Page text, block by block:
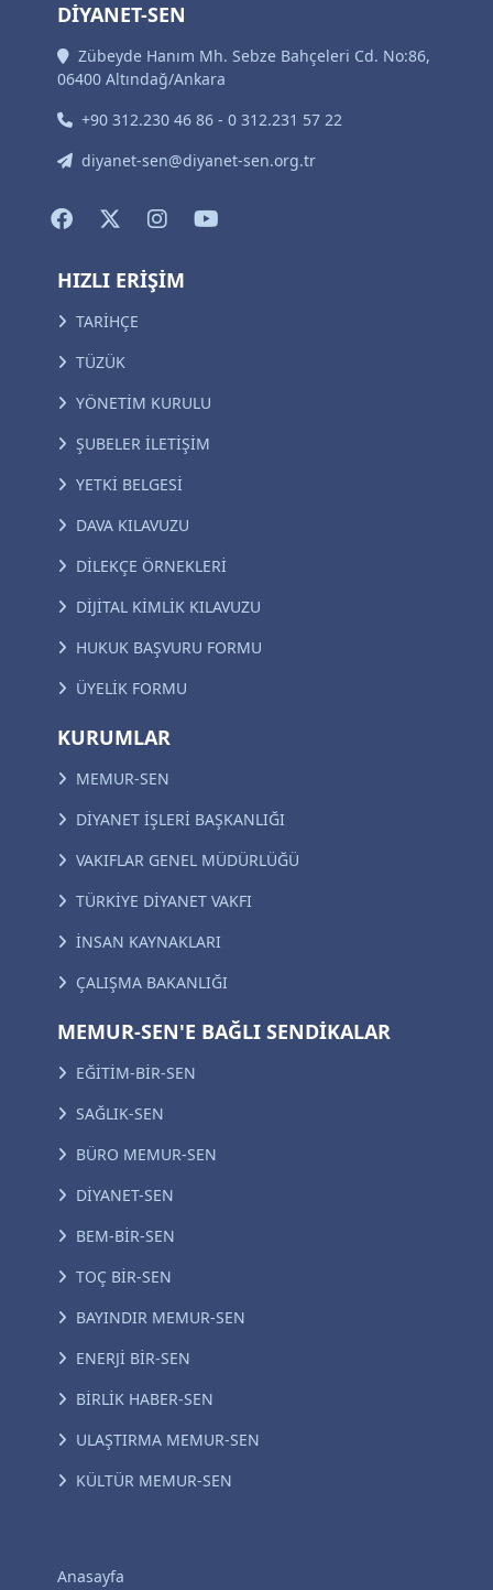
DİYANET-SEN
Zübeyde Hanım Mh. Sebze Bahçeleri Cd. No:86,
06400 Altındağ/Ankara
+90 312.230 46 86 - 0 312.231 57 22
diyanet-sen@diyanet-sen.org.tr
HIZLI ERİŞİM
TARİHÇE
TÜZÜK
YÖNETİM KURULU
ŞUBELER İLETİŞİM
YETKİ BELGESİ
DAVA KILAVUZU
DİLEKÇE ÖRNEKLERİ
DİJİTAL KİMLİK KILAVUZU
HUKUK BAŞVURU FORMU
ÜYELİK FORMU
KURUMLAR
MEMUR-SEN
DİYANET İŞLERİ BAŞKANLIĞI
VAKIFLAR GENEL MÜDÜRLÜĞÜ
TÜRKİYE DİYANET VAKFI
İNSAN KAYNAKLARI
ÇALIŞMA BAKANLIĞI
MEMUR-SEN'E BAĞLI SENDİKALAR
EĞİTİM-BİR-SEN
SAĞLIK-SEN
BÜRO MEMUR-SEN
DİYANET-SEN
BEM-BİR-SEN
TOÇ BİR-SEN
BAYINDIR MEMUR-SEN
ENERJİ BİR-SEN
BİRLİK HABER-SEN
ULAŞTIRMA MEMUR-SEN
KÜLTÜR MEMUR-SEN
Anasayfa